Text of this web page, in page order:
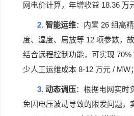
网电价计算，年增收益 18.36 万
2. 智能运维：内置 26 组高
度、湿度、局放等 12 项参数，
结合远程控制功能，可实现 70%
少人工运维成本 8-12 万元 / MW；
3. 动态调压：根据电网实时
免因电压波动导致的限发问题，